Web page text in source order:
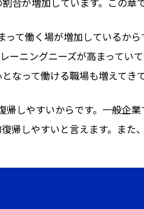
て働く場が増加しているか
ーニングニーズが高まって
なって働ける職場も増えてき
しやすいからです。一般企
しやすいと言えます。また